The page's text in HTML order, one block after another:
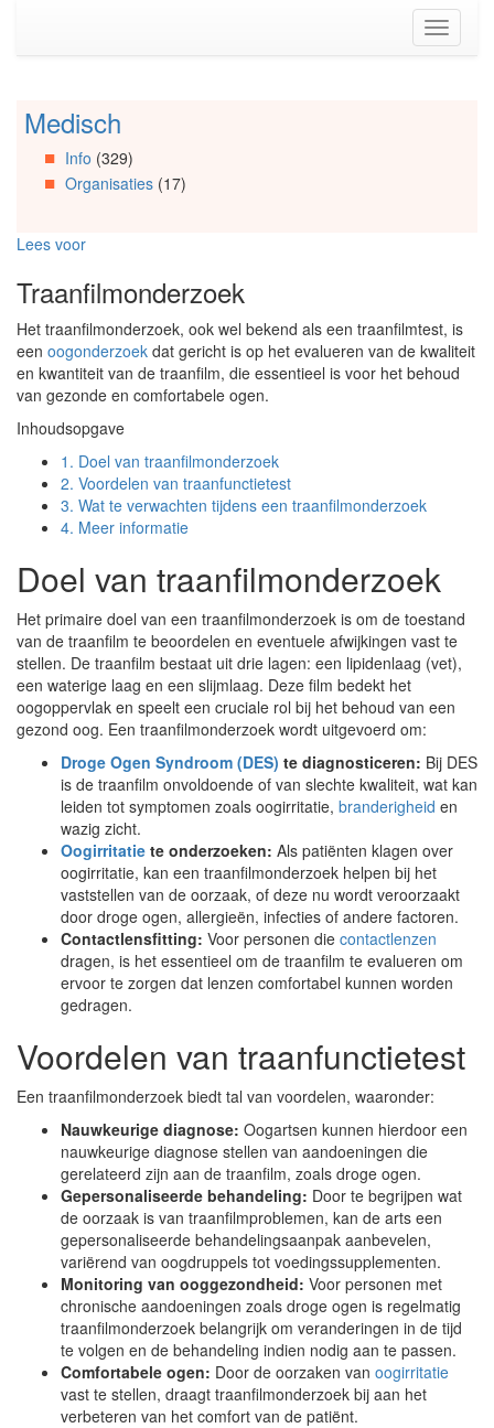
(Accesskey
Toggle
Spring
Artikels
Spring
Spring
Organisaties
Spring
naar
Social
media
Medisch
Info (329)
Organisaties(17)
Lees voor
Traanfilmonderzoek
Het traanfilmonderzoek, ook wel bekend als een traanfilmtest, is
een oogonderzoek dat gericht is op het evalueren van de kwaliteit
en kwantiteit van de traanfilm, die essentieel is voor het behoud
van gezonde en comfortabele ogen.
Inhoudsopgave
1. Doel van traanfilmonderzoek
2. Voordelen van traanfunctietest
3. Wat te verwachten tijdens een traanfilmonderzoek
4. Meer informatie
Doel van traanfilmonderzoek
Het primaire doel van een traanfilmonderzoek is om de toestand
van de traanfilm te beoordelen en eventuele afwijkingen vast te
stellen. De traanfilm bestaat uit drie lagen: een lipidenlaag (vet),
een waterige laag en een slijmlaag. Deze film bedekt het
oogoppervlak en speelt een cruciale rol bij het behoud van een
gezond oog. Een traanfilmonderzoek wordt uitgevoerd om:
Droge Ogen Syndroom (DES) te diagnosticeren: Bij DES
is de traanfilm onvoldoende of van slechte kwaliteit, wat kan
leiden tot symptomen zoals oogirritatie, branderigheid en
wazig zicht.
Oogirritatie te onderzoeken: Als patiënten klagen over
oogirritatie, kan een traanfilmonderzoek helpen bij het
vaststellen van de oorzaak, of deze nu wordt veroorzaakt
door droge ogen, allergieën, infecties of andere factoren.
Contactlensfitting: Voor personen die contactlenzen
dragen, is het essentieel om de traanfilm te evalueren om
ervoor te zorgen dat lenzen comfortabel kunnen worden
gedragen.
Voordelen van traanfunctietest
Een traanfilmonderzoek biedt tal van voordelen, waaronder:
Nauwkeurige diagnose: Oogartsen kunnen hierdoor een
nauwkeurige diagnose stellen van aandoeningen die
gerelateerd zijn aan de traanfilm, zoals droge ogen.
Gepersonaliseerde behandeling: Door te begrijpen wat
de oorzaak is van traanfilmproblemen, kan de arts een
gepersonaliseerde behandelingsaanpak aanbevelen,
variërend van oogdruppels tot voedingssupplementen.
Monitoring van ooggezondheid: Voor personen met
chronische aandoeningen zoals droge ogen is regelmatig
traanfilmonderzoek belangrijk om veranderingen in de tijd
te volgen en de behandeling indien nodig aan te passen.
Comfortabele ogen: Door de oorzaken van oogirritatie
vast te stellen, draagt traanfilmonderzoek bij aan het
verbeteren van het comfort van de patiënt.